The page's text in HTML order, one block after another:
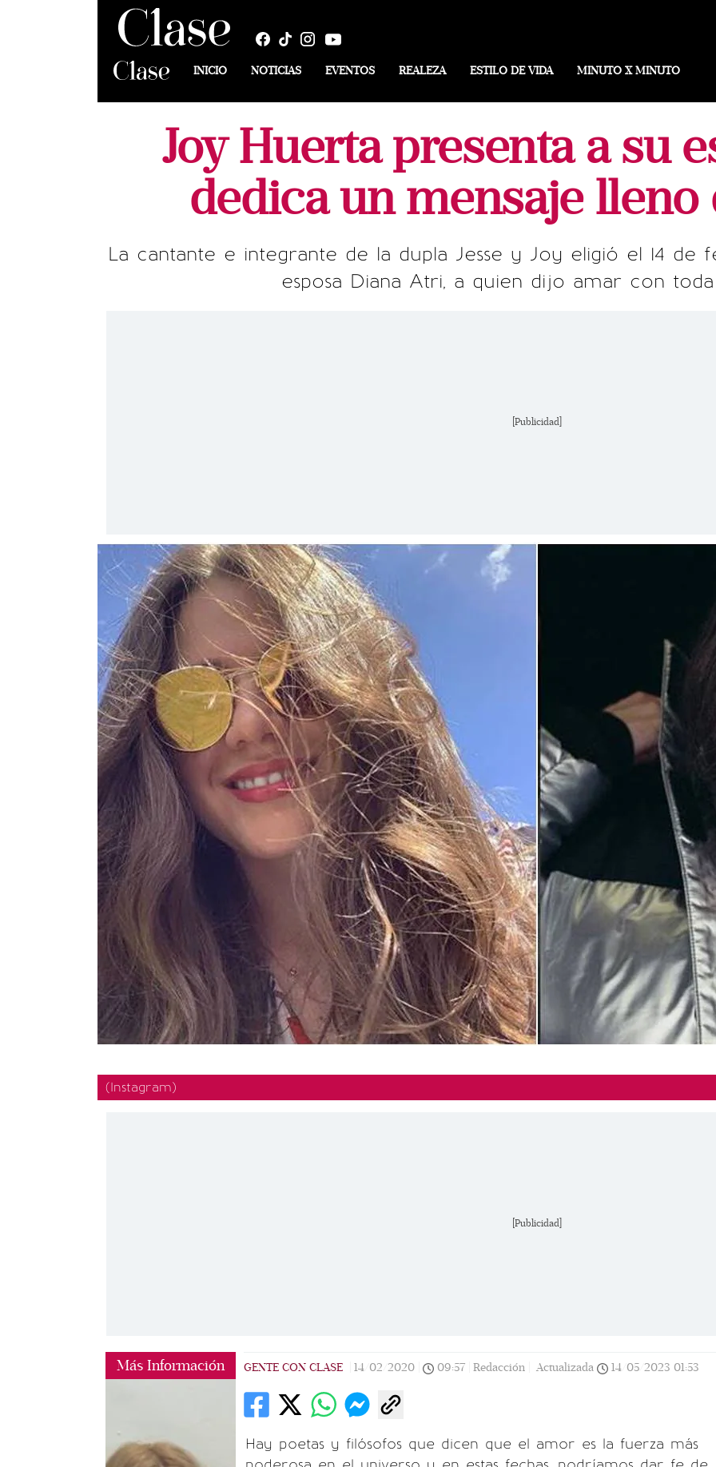
INICIO NOTICIAS EVENTOS REALEZA ESTILO DE VIDA MINUTO X MINUTO
Joy Huerta presenta a su
dedica un mensaje lleno
La cantante e integrante de la dupla Jesse y Joy eligió el 14 de
esposa Diana Atri, a quien dijo amar con
[Publicidad]
(Instagram)
[Publicidad]
Más Información GENTE CON CLASE 14/02/2020 09:57 Redacción | Actualizada 14/05/2023 01:53
Hay poetas y filósofos que dicen que el amor es la fuerza más